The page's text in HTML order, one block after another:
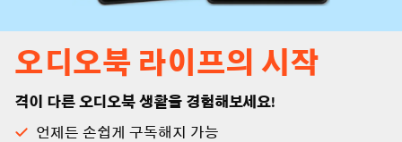
오디오북 라이프의 시작
격이 다른 오디오북 생활을 경험해보세요!
언제든 손쉽게 구독해지 가능